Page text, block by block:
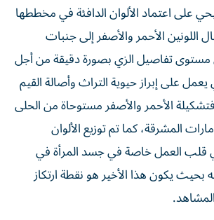
على اعتماد الألوان الدافئة في مخططها
اللونين الأحمر والأصفر إلى جنبات
مستوى تفاصيل الزي بصورة دقيقة من أجل
على إبراز حيوية التراث وأصالة القيم
الأحمر والأصفر مستوحاة من الحلى
المشرقة، كما تم توزيع الألوان
قلب العمل خاصة في جسد المرأة في
بحيث يكون هذا الأخير هو نقطة ارتكاز